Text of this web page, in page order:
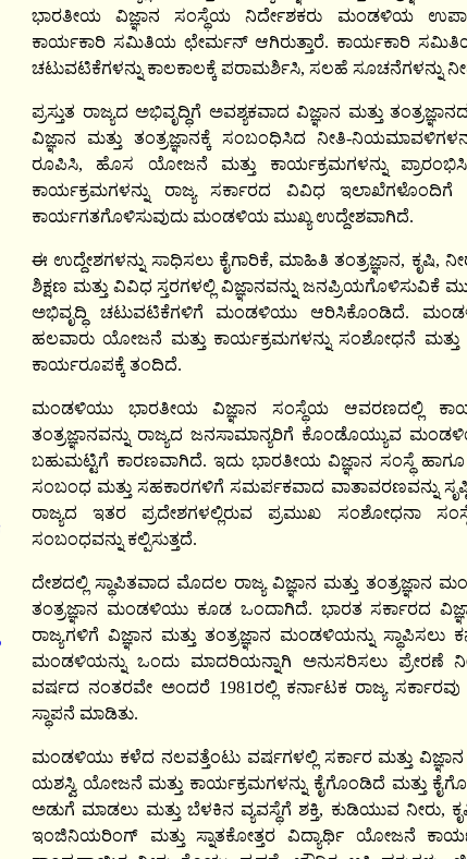
ಭಾರತೀಯ ವಿಜ್ಞಾನ ಸಂಸ್ಥೆಯ ನಿರ್ದೇಶಕರು ಮಂಡಳಿಯ
ಕಾರ್ಯಕಾರಿ ಸಮಿತಿಯ ಛೇರ್ಮನ್ ಆಗಿರುತ್ತಾರೆ. ಕಾರ್ಯಕಾರಿ
ಚಟುವಟಿಕೆಗಳನ್ನು ಕಾಲಕಾಲಕ್ಕೆ ಪರಾಮರ್ಶಿಸಿ, ಸಲಹೆ ಸೂಚನೆಗಳನ್ನು
ಪ್ರಸ್ತುತ ರಾಜ್ಯದ ಅಭಿವೃದ್ಧಿಗೆ ಅವಶ್ಯಕವಾದ ವಿಜ್ಞಾನ ಮತ್ತು
ವಿಜ್ಞಾನ ಮತ್ತು ತಂತ್ರಜ್ಞಾನಕ್ಕೆ ಸಂಬಂಧಿಸಿದ ನೀತಿ-
ರೂಪಿಸಿ, ಹೊಸ ಯೋಜನೆ ಮತ್ತು ಕಾರ್ಯಕ್ರಮಗಳನ್ನು
ಕಾರ್ಯಕ್ರಮಗಳನ್ನು ರಾಜ್ಯ ಸರ್ಕಾರದ ವಿವಿಧ
ಕಾರ್ಯಗತಗೊಳಿಸುವುದು ಮಂಡಳಿಯ ಮುಖ್ಯ ಉದ್ದೇಶವಾಗಿದೆ.
ಈ ಉದ್ದೇಶಗಳನ್ನು ಸಾಧಿಸಲು ಕೈಗಾರಿಕೆ, ಮಾಹಿತಿ ತಂತ್ರಜ್ಞಾನ, ಕೃಷಿ,
ಶಿಕ್ಷಣ ಮತ್ತು ವಿವಿಧ ಸ್ತರಗಳಲ್ಲಿ ವಿಜ್ಞಾನವನ್ನು
ಅಭಿವೃದ್ಧಿ ಚಟುವಟಿಕೆಗಳಿಗೆ ಮಂಡಳಿಯು ಆರಿಸಿಕೊಂಡಿದೆ.
ಹಲವಾರು ಯೋಜನೆ ಮತ್ತು ಕಾರ್ಯಕ್ರಮಗಳನ್ನು ಸಂಶೋಧನೆ ಮತ್ತು
ಕಾರ್ಯರೂಪಕ್ಕೆ ತಂದಿದೆ.
ಮಂಡಳಿಯು ಭಾರತೀಯ ವಿಜ್ಞಾನ ಸಂಸ್ಥೆಯ ಆವರಣದಲ್ಲಿ
ತಂತ್ರಜ್ಞಾನವನ್ನು ರಾಜ್ಯದ ಜನಸಾಮಾನ್ಯರಿಗೆ ಕೊಂಡೊಯ್ಯುವ
ಬಹುಮಟ್ಟಿಗೆ ಕಾರಣವಾಗಿದೆ. ಇದು ಭಾರತೀಯ ವಿಜ್ಞಾನ ಸಂಸ್ಥೆ
ಸಂಬಂಧ ಮತ್ತು ಸಹಕಾರಗಳಿಗೆ ಸಮರ್ಪಕವಾದ ವಾತಾವರಣವನ್ನು
ರಾಜ್ಯದ ಇತರ ಪ್ರದೇಶಗಳಲ್ಲಿರುವ ಪ್ರಮುಖ ಸಂಶೋಧನಾ
ಸಂಬಂಧವನ್ನು ಕಲ್ಪಿಸುತ್ತದೆ.
ದೇಶದಲ್ಲಿ ಸ್ಥಾಪಿತವಾದ ಮೊದಲ ರಾಜ್ಯ ವಿಜ್ಞಾನ ಮತ್ತು ತಂತ್ರಜ್ಞಾನ
ತಂತ್ರಜ್ಞಾನ ಮಂಡಳಿಯು ಕೂಡ ಒಂದಾಗಿದೆ. ಭಾರತ ಸರ್ಕಾರದ
ರಾಜ್ಯಗಳಿಗೆ ವಿಜ್ಞಾನ ಮತ್ತು ತಂತ್ರಜ್ಞಾನ ಮಂಡಳಿಯನ್ನು ಸ್ಥಾಪಿಸಲು
ಮಂಡಳಿಯನ್ನು ಒಂದು ಮಾದರಿಯನ್ನಾಗಿ ಅನುಸರಿಸಲು ಪ್ರೇರಣೆ
ವರ್ಷದ ನಂತರವೇ ಅಂದರೆ 1981ರಲ್ಲಿ ಕರ್ನಾಟಕ ರಾಜ್ಯ ಸರ್ಕಾರವು
ಸ್ಥಾಪನೆ ಮಾಡಿತು.
ಮಂಡಳಿಯು ಕಳೆದ ನಲವತ್ತೆಂಟು ವರ್ಷಗಳಲ್ಲಿ ಸರ್ಕಾರ ಮತ್ತು
ಯಶಸ್ವಿ ಯೋಜನೆ ಮತ್ತು ಕಾರ್ಯಕ್ರಮಗಳನ್ನು ಕೈಗೊಂಡಿದೆ ಮತ್ತು
ಅಡುಗೆ ಮಾಡಲು ಮತ್ತು ಬೆಳಕಿನ ವ್ಯವಸ್ಥೆಗೆ ಶಕ್ತಿ, ಕುಡಿಯುವ ನೀರು,
ಇಂಜಿನಿಯರಿಂಗ್‌ ಮತ್ತು ಸ್ನಾತಕೋತ್ತರ ವಿದ್ಯಾರ್ಥಿ ಯೋಜನೆ